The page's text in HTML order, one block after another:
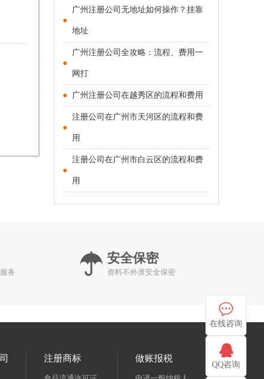
广州注册公司无地址如何操作？挂靠
地址
广州注册公司全攻略：流程、费用一
网打
广州注册公司在越秀区的流程和费用
注册公司在广州市天河区的流程和费
用
注册公司在广州市白云区的流程和费
用
务
安全保密
资料不外泄安全保密
注册商标 做账报税
在线咨询
QQ咨询